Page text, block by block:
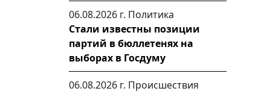
06.08.2026 г. Политика
Стали известны позиции
партий в бюллетенях на
выборах в Госдуму
06.08.2026 г. Происшествия